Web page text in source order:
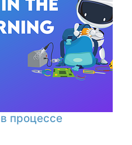
процессе